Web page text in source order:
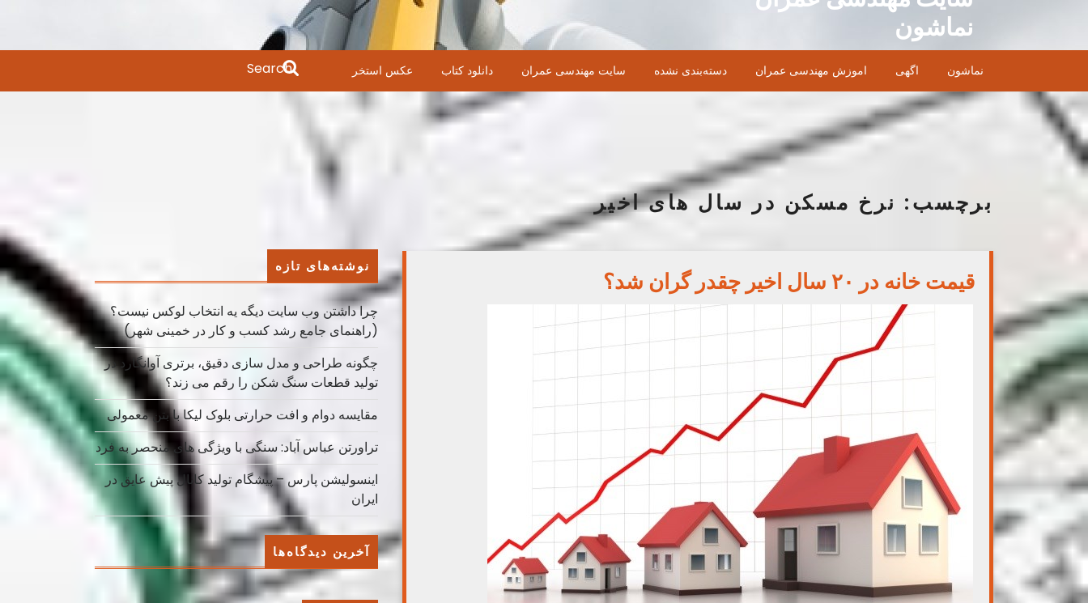
content
نماشون
نماشون اگهی اموزش مهندسی عمران دسته‌بندی نشده سایت مهندسی عمران دانلود کتاب عکس استخر
Search
for:
برچسب: نرخ مسکن در سال های اخیر
قیمت خانه در ۲۰ سال اخیر چقدر گران شد؟
نوشته‌های تازه
چرا داشتن وب سایت دیگه یه انتخاب لوکس نیست؟
(راهنمای جامع رشد کسب ‌و کار در خمینی ‌شهر)
چگونه طراحی و مدل سازی دقیق، برتری آوانگارد در
تولید قطعات سنگ شکن را رقم می زند؟
مقایسه دوام و افت حرارتی بلوک لیکا با بتن معمولی
تراورتن عباس آباد: سنگی با ویژگی های منحصر به فرد
اینسولیشن پارس – پیشگام تولید کانال پیش عایق در
ایران
آخرین دیدگاه‌ها